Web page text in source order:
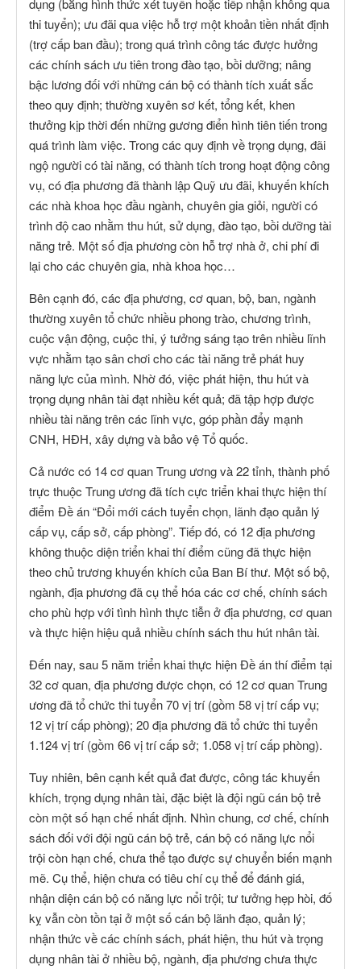
dụng (bằng hình thức xét tuyển hoặc tiếp nhận không qua
thi tuyển); ưu đãi qua việc hỗ trợ một khoản tiền nhất định
(trợ cấp ban đầu); trong quá trình công tác được hưởng
các chính sách ưu tiên trong đào tạo, bồi dưỡng; nâng
bậc lương đối với những cán bộ có thành tích xuất sắc
theo quy định; thường xuyên sơ kết, tổng kết, khen
thưởng kịp thời đến những gương điển hình tiên tiến trong
quá trình làm việc. Trong các quy định về trọng dụng, đãi
ngộ người có tài năng, có thành tích trong hoạt động công
vụ, có địa phương đã thành lập Quỹ ưu đãi, khuyến khích
các nhà khoa học đầu ngành, chuyên gia giỏi, người có
trình độ cao nhằm thu hút, sử dụng, đào tạo, bồi dưỡng tài
năng trẻ. Một số địa phương còn hỗ trợ nhà ở, chi phí đi
lại cho các chuyên gia, nhà khoa học…
Bên cạnh đó, các địa phương, cơ quan, bộ, ban, ngành
thường xuyên tổ chức nhiều phong trào, chương trình,
cuộc vận động, cuộc thi, ý tưởng sáng tạo trên nhiều lĩnh
vực nhằm tạo sân chơi cho các tài năng trẻ phát huy
năng lực của mình. Nhờ đó, việc phát hiện, thu hút và
trọng dụng nhân tài đạt nhiều kết quả; đã tập hợp được
nhiều tài năng trên các lĩnh vực, góp phần đẩy mạnh
CNH, HĐH, xây dựng và bảo vệ Tổ quốc.
Cả nước có 14 cơ quan Trung ương và 22 tỉnh, thành phố
trực thuộc Trung ương đã tích cực triển khai thực hiện thí
điểm Đề án “Đổi mới cách tuyển chọn, lãnh đạo quản lý
cấp vụ, cấp sở, cấp phòng”. Tiếp đó, có 12 địa phương
không thuộc diện triển khai thí điểm cũng đã thực hiện
theo chủ trương khuyến khích của Ban Bí thư. Một số bộ,
ngành, địa phương đã cụ thể hóa các cơ chế, chính sách
cho phù hợp với tình hình thực tiễn ở địa phương, cơ quan
và thực hiện hiệu quả nhiều chính sách thu hút nhân tài.
Đến nay, sau 5 năm triển khai thực hiện Đề án thí điểm tại
32 cơ quan, địa phương được chọn, có 12 cơ quan Trung
ương đã tổ chức thi tuyển 70 vị trí (gồm 58 vị trí cấp vụ;
12 vị trí cấp phòng); 20 địa phương đã tổ chức thi tuyển
1.124 vị trí (gồm 66 vị trí cấp sở; 1.058 vị trí cấp phòng).
Tuy nhiên, bên cạnh kết quả đat được, công tác khuyến
khích, trọng dụng nhân tài, đặc biệt là đội ngũ cán bộ trẻ
còn một số hạn chế nhất định. Nhìn chung, cơ chế, chính
sách đối với đội ngũ cán bộ trẻ, cán bộ có năng lực nổi
trội còn hạn chế, chưa thể tạo được sự chuyển biến mạnh
mẽ. Cụ thể, hiện chưa có tiêu chí cụ thể để đánh giá,
nhận diện cán bộ có năng lực nổi trội; tư tưởng hẹp hòi, đố
kỵ vẫn còn tồn tại ở một số cán bộ lãnh đạo, quản lý;
nhận thức về các chính sách, phát hiện, thu hút và trọng
dụng nhân tài ở nhiều bộ, ngành, địa phương chưa thực